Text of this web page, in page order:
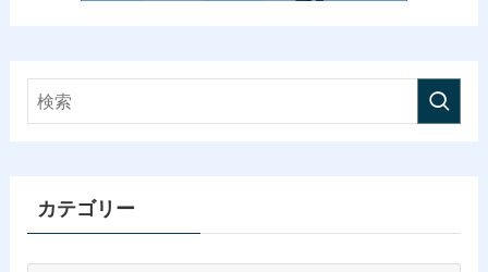
カテゴリー